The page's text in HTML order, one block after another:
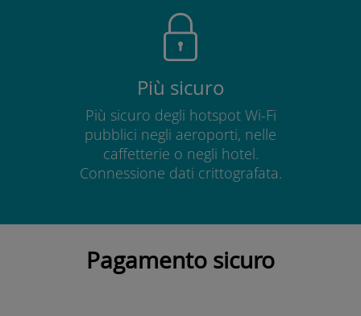
Più sicuro
Più sicuro degli hotspot Wi-Fi
pubblici negli aeroporti, nelle
caffetterie o negli hotel.
Connessione dati crittografata.
Pagamento sicuro